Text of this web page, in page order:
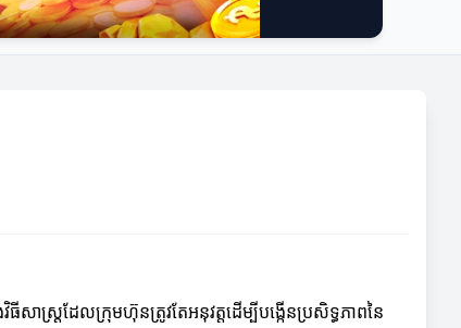
ស្ត្រដែលក្រុមហ៊ុនត្រូវតែអនុវត្តដើម្បីបង្កើនប្រសិទ្ធភាពនៃ